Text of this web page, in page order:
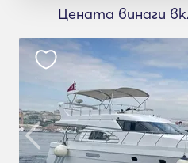
Цената винаги